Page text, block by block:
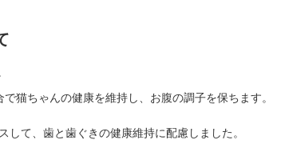
猫ちゃんの健康を維持し、お腹の調子を保ちます。
して、歯と歯ぐきの健康維持に配慮しました。